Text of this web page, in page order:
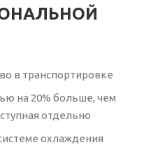
в транспортировке
на 20% больше, чем
отдельно
охлаждения